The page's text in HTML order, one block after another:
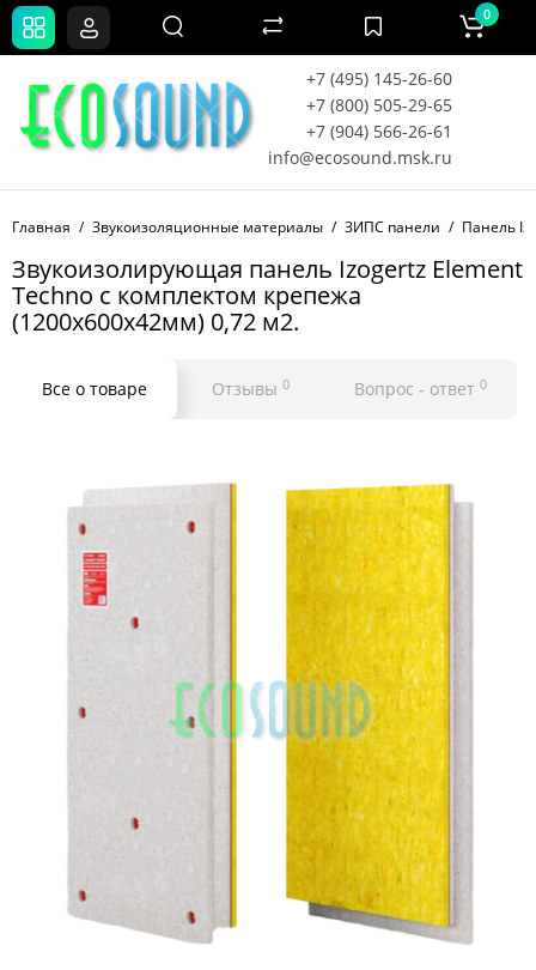
+7 (495) 145-26-60
+7 (800) 505-29-65
+7 (904) 566-26-61
info@ecosound.msk.ru
0
Главная Звукоизоляционные материалы ЗИПС панели Панель
Звукоизолирующая панель Izogertz Element
Techno с комплектом крепежа
(1200x600x42мм) 0,72 м2.
Все о товаре Отзывы 0 Вопрос - ответ 0